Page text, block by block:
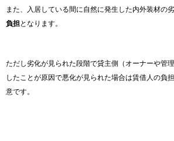
また、入居している間に自然に発生した内外装材の劣
負担となります。
ただし劣化が見られた段階で貸主側（オーナーや管
したことが原因で悪化が見られた場合は賃借人の負
意です。